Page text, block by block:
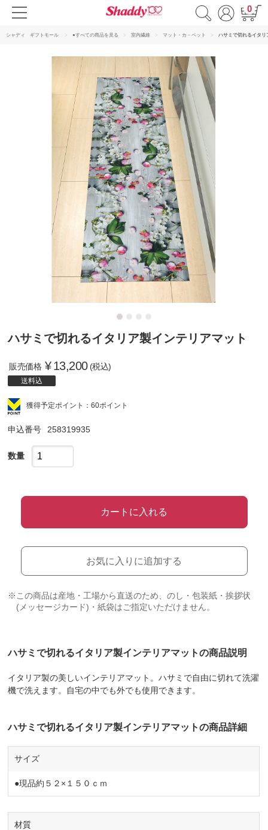
0
シャディ ギフトモール ●すべての商品を見る 室内繊維 マット・カ－ペット ハサミで切れるイタリ
ハサミで切れるイタリア製インテリアマット
販売価格 ¥13,200 (税込)
送料込
獲得予定ポイント：60ポイント
申込番号 258319935
数量
カートに入れる
お気に入りに追加する
※この商品は産地・工場から直送のため、のし・包装紙・挨拶状
(メッセージカード)・紙袋はご指定いただけません。
ハサミで切れるイタリア製インテリアマットの商品説明
イタリア製の美しいインテリアマット。ハサミで自由に切れて洗濯
機で洗えます。自宅の中でも外でも使用できます。
ハサミで切れるイタリア製インテリアマットの商品詳細
サイズ
●現品約５２×１５０ｃｍ
材質